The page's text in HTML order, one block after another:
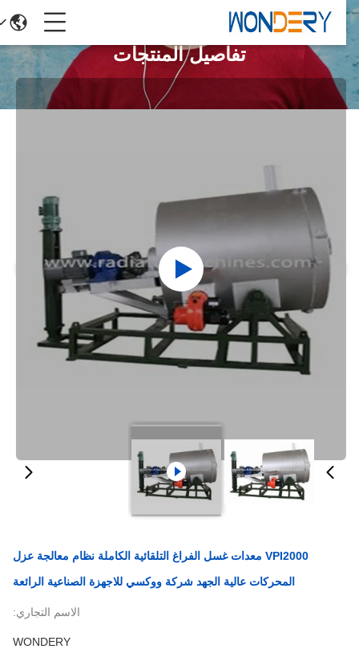
تفاصيل المنتجات
VPI2000 معدات غسل الفراغ التلقائية الكاملة نظام معالجة عزل
المحركات عالية الجهد شركة ووكسي للاجهزة الصناعية الرائعة
الاسم التجاري:
WONDERY